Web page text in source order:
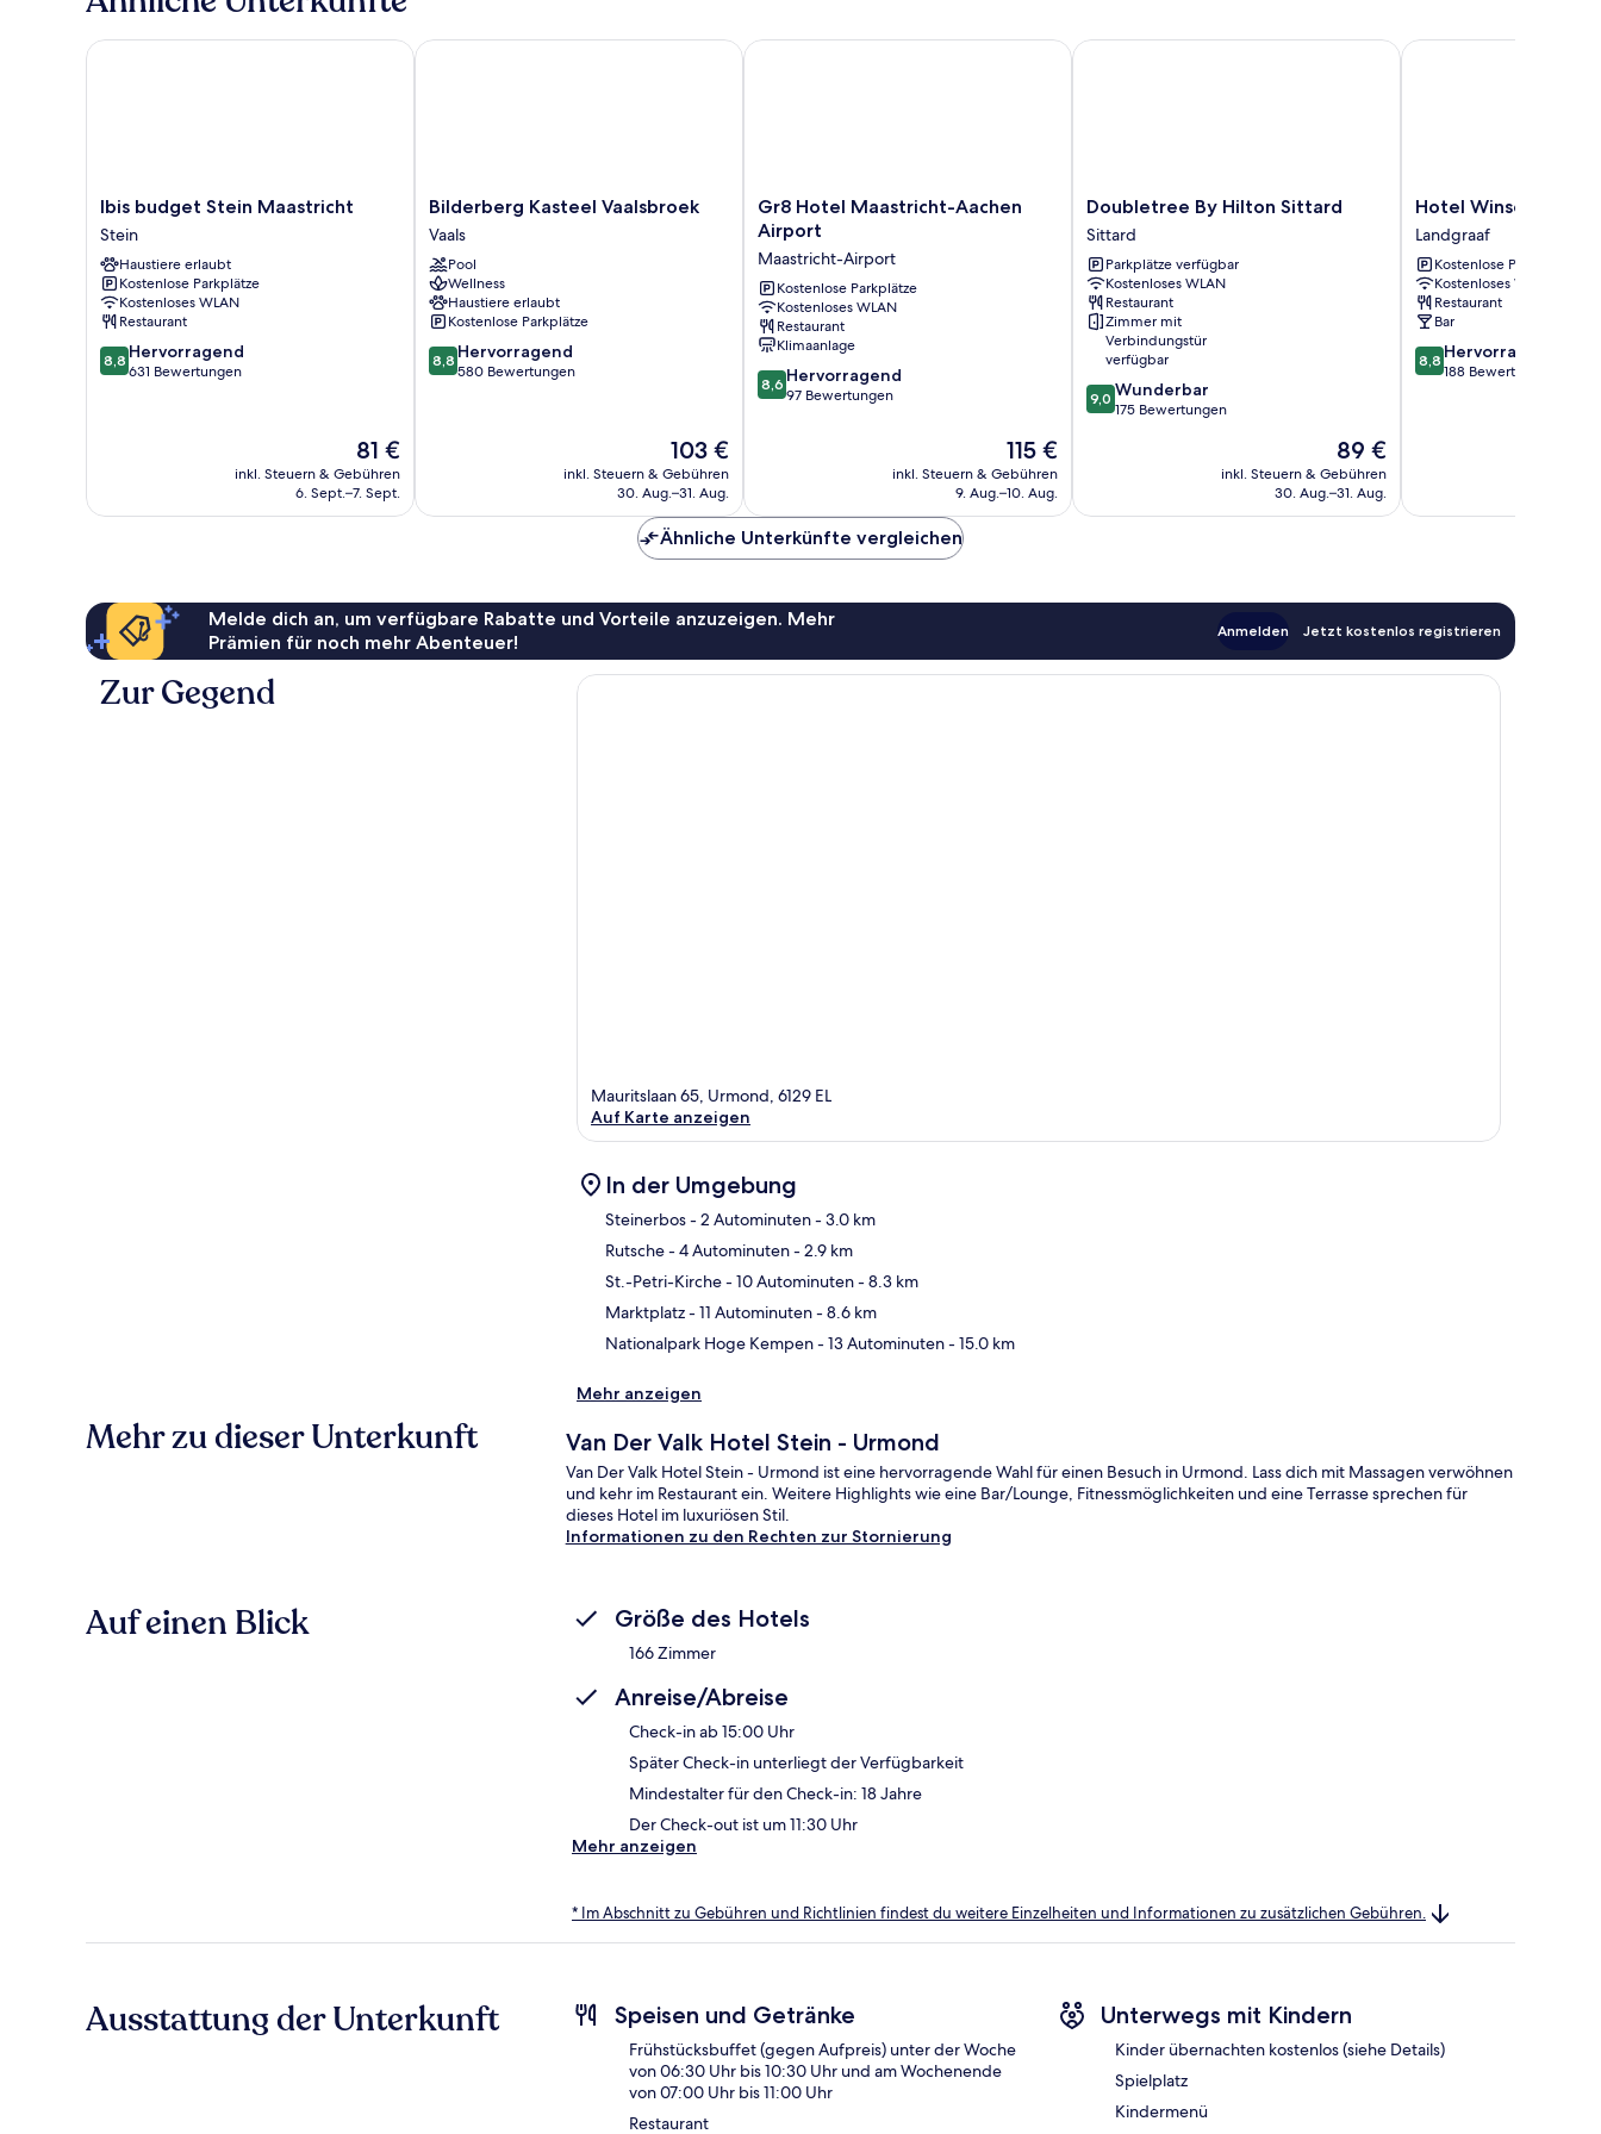
Ibis
budget
Stein
Maastricht
Stein
Ibis budget Stein Maastricht
Stein
Haustiere erlaubt
Kostenlose Parkplätze
Kostenloses WLAN
Restaurant
8.8
von
8,8 Hervorragend
631 Bewertungen
Der
Preis
beträgt
81 €
inkl. Steuern & Gebühren
6. Sept.–7. Sept.
Ibis budget Stein Maastricht
Bilderberg
Kasteel
Vaalsbroek
Vaals
Bilderberg Kasteel Vaalsbroek
Vaals
Pool
Wellness
Haustiere erlaubt
Kostenlose Parkplätze
8.8
von
8,8 Hervorragend
580 Bewertungen
Der
Preis
beträgt
103 €
inkl. Steuern & Gebühren
30. Aug.–31. Aug.
Bilderberg Kasteel Vaalsbroek
Gr8
Hotel
Maastricht-
Aachen
Airport
Maastricht-
Airport
Gr8 Hotel Maastricht-Aachen
Airport
Maastricht-Airport
Kostenlose Parkplätze
Kostenloses WLAN
Restaurant
Klimaanlage
8.6
von
8,6 Hervorragend
97 Bewertungen
Der
Preis
beträgt
115 €
inkl. Steuern & Gebühren
9. Aug.–10. Aug.
Gr8 Hotel Maastricht-Aachen Airport
Doubletree
By
Hilton
Sittard
Sittard
Doubletree By Hilton Sittard
Sittard
Parkplätze verfügbar
Kostenloses WLAN
Restaurant
Zimmer mit
Verbindungstür
verfügbar
9.0
von
9,0 Wunderbar
175 Bewertungen
Der
Preis
beträgt
89 €
inkl. Steuern & Gebühren
30. Aug.–31. Aug.
Doubletree By Hilton Sittard
Hotel
Winselerhof
by
Flow
Landgraaf
Hotel Winselerhof
Landgraaf
Kostenlose Parkplätze
Kostenloses WLAN
Restaurant
Bar
8.8
von
8,8 Hervorragend
188 Bewertungen
Hotel Winselerhof by
Ähnliche Unterkünfte vergleichen
Melde dich an, um verfügbare Rabatte und Vorteile anzuzeigen. Mehr
Prämien für noch mehr Abenteuer!
Anmelden Jetzt kostenlos registrieren
Zur Gegend
Mauritslaan 65, Urmond, 6129 EL
Auf Karte anzeigen
In der Umgebung
Steinerbos- 2 Autominuten- 3.0 km
Rutsche- 4 Autominuten- 2.9 km
St.-Petri-Kirche- 10 Autominuten- 8.3 km
Marktplatz- 11 Autominuten- 8.6 km
Nationalpark Hoge Kempen- 13 Autominuten- 15.0 km
Mehr anzeigen
Mehr zu dieser Unterkunft Van Der Valk Hotel Stein - Urmond
Van Der Valk Hotel Stein - Urmond ist eine hervorragende Wahl für einen Besuch in Urmond. Lass dich mit Massagen verwöhnen
und kehr im Restaurant ein. Weitere Highlights wie eine Bar/Lounge, Fitnessmöglichkeiten und eine Terrasse sprechen für
dieses Hotel im luxuriösen Stil.
Informationen zu den Rechten zur Stornierung
Auf einen Blick Größe des Hotels
166 Zimmer
Anreise/Abreise
Check-in ab 15:00 Uhr
Später Check-in unterliegt der Verfügbarkeit
Mindestalter für den Check-in: 18 Jahre
Der Check-out ist um 11:30 Uhr
Mehr anzeigen
* Im Abschnitt zu Gebühren und Richtlinien findest du weitere Einzelheiten und Informationen zu zusätzlichen Gebühren.
Ausstattung der Unterkunft Speisen und Getränke
Frühstücksbuffet (gegen Aufpreis) unter der Woche
von 06:30 Uhr bis 10:30 Uhr und am Wochenende
von 07:00 Uhr bis 11:00 Uhr
Restaurant
Unterwegs mit Kindern
Kinder übernachten kostenlos (siehe Details)
Spielplatz
Kindermenü